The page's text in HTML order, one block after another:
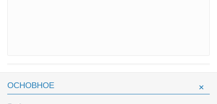
ОСНОВНОЕ